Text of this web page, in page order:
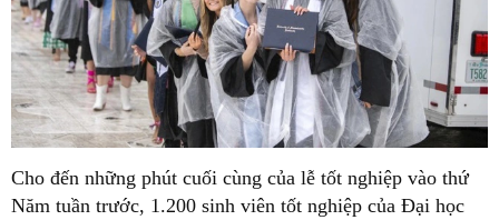
Cho đến những phút cuối cùng của lễ tốt nghiệp vào thứ
Năm tuần trước, 1.200 sinh viên tốt nghiệp của Đại học